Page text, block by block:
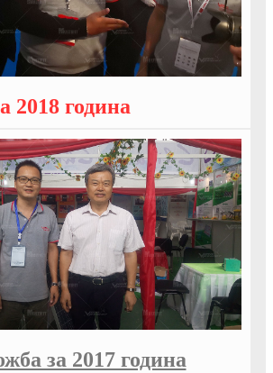
2018 година
за 2017 година